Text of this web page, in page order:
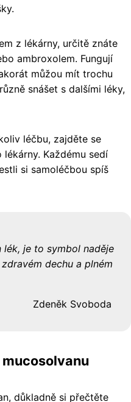
z lékárny, určitě znáte
ambroxolem. Fungují
můžou mít trochu
snášet s dalšími léky,
léčbu, zajděte se
Každému sedí
si samoléčbou spíš
lék, je to symbol naděje
dechu a plném
Zdeněk Svoboda
důkladně si přečtěte